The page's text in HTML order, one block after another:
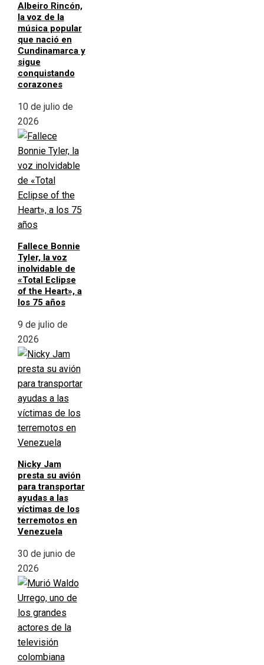
Albeiro Rincón,
la voz de la
música popular
que nació en
Cundinamarca y
sigue
conquistando
corazones
10 de julio de
2026
Fallece Bonnie
Tyler, la voz
inolvidable de
«Total Eclipse
of the Heart», a
los 75 años
9 de julio de
2026
Nicky Jam
presta su avión
para transportar
ayudas a las
víctimas de los
terremotos en
Venezuela
30 de junio de
2026